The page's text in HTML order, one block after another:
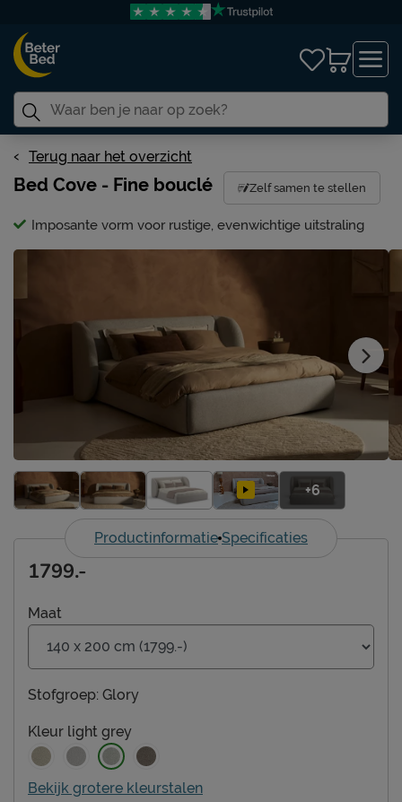
Terug naar het overzicht
Bed Cove - Fine bouclé Zelf samen te stellen
Imposante vorm voor rustige, evenwichtige uitstraling
+6
Productinformatie Specificaties
Maat
Stofgroep: Glory
Kleur light grey
Bekijk grotere kleurstalen
1799.-